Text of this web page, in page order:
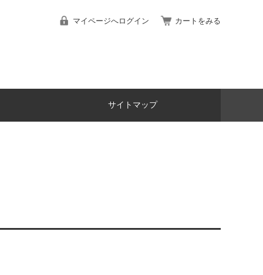
マイページへログイン カートをみる
サイトマップ